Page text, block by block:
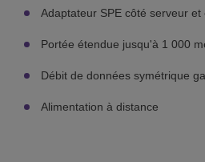
Adaptateur SPE côté serveur et
Portée étendue jusqu'à 1 000
Débit de données symétrique
Alimentation à distance